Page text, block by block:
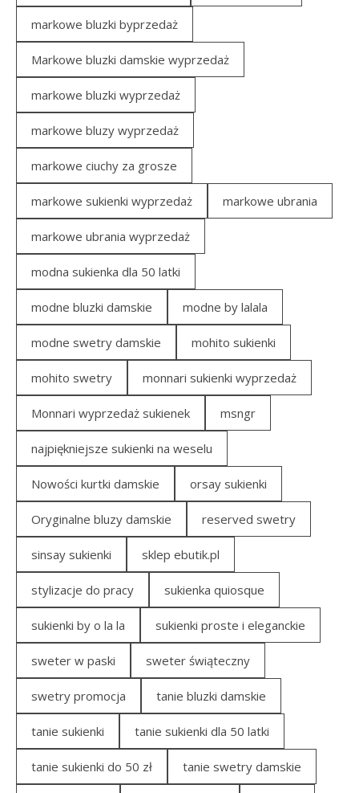
markowe bluzki byprzedaż
Markowe bluzki damskie wyprzedaż
markowe bluzki wyprzedaż
markowe bluzy wyprzedaż
markowe ciuchy za grosze
markowe sukienki wyprzedaż markowe ubrania
markowe ubrania wyprzedaż
modna sukienka dla 50 latki
modne bluzki damskie modne by lalala
modne swetry damskie mohito sukienki
mohito swetry monnari sukienki wyprzedaż
Monnari wyprzedaż sukienek msngr
najpiękniejsze sukienki na weselu
Nowości kurtki damskie orsay sukienki
Oryginalne bluzy damskie reserved swetry
sinsay sukienki sklep ebutik.pl
stylizacje do pracy sukienka quiosque
sukienki by o la la sukienki proste i eleganckie
sweter w paski sweter świąteczny
swetry promocja tanie bluzki damskie
tanie sukienki tanie sukienki dla 50 latki
tanie sukienki do 50 zł tanie swetry damskie